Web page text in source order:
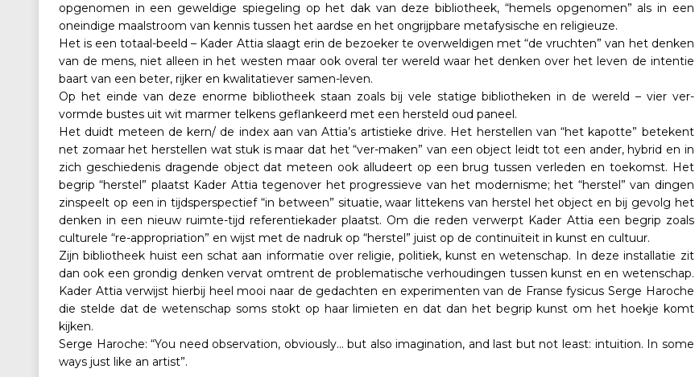
opgenomen in een geweldige spiegeling op het dak van deze bibliotheek, “hemels opgenomen” als in een
oneindige maalstroom van kennis tussen het aardse en het ongrijpbare metafysische en religieuze.
Het is een totaal-beeld – Kader Attia slaagt erin de bezoeker te overweldigen met “de vruchten” van het denken
van de mens, niet alleen in het westen maar ook overal ter wereld waar het denken over het leven de intentie
baart van een beter, rijker en kwalitatiever samen-leven.
Op het einde van deze enorme bibliotheek staan zoals bij vele statige bibliotheken in de wereld – vier ver-
vormde bustes uit wit marmer telkens geflankeerd met een hersteld oud paneel.
Het duidt meteen de kern/ de index aan van Attia’s artistieke drive. Het herstellen van “het kapotte” betekent
net zomaar het herstellen wat stuk is maar dat het “ver-maken” van een object leidt tot een ander, hybrid en in
zich geschiedenis dragende object dat meteen ook alludeert op een brug tussen verleden en toekomst. Het
begrip “herstel” plaatst Kader Attia tegenover het progressieve van het modernisme; het “herstel” van dingen
zinspeelt op een in tijdsperspectief “in between” situatie, waar littekens van herstel het object en bij gevolg het
denken in een nieuw ruimte-tijd referentiekader plaatst. Om die reden verwerpt Kader Attia een begrip zoals
culturele “re-appropriation” en wijst met de nadruk op “herstel” juist op de continuïteit in kunst en cultuur.
Zijn bibliotheek huist een schat aan informatie over religie, politiek, kunst en wetenschap. In deze installatie zit
dan ook een grondig denken vervat omtrent de problematische verhoudingen tussen kunst en en wetenschap.
Kader Attia verwijst hierbij heel mooi naar de gedachten en experimenten van de Franse fysicus Serge Haroche
die stelde dat de wetenschap soms stokt op haar limieten en dat dan het begrip kunst om het hoekje komt
kijken.
Serge Haroche: “You need observation, obviously… but also imagination, and last but not least: intuition. In some
ways just like an artist”.